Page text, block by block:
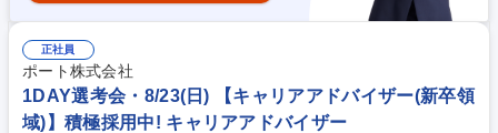
正社員
ポート株式会社
1DAY選考会・8/23(日) 【キャリアアドバイザー(新卒領
域)】積極採用中! キャリアアドバイザー